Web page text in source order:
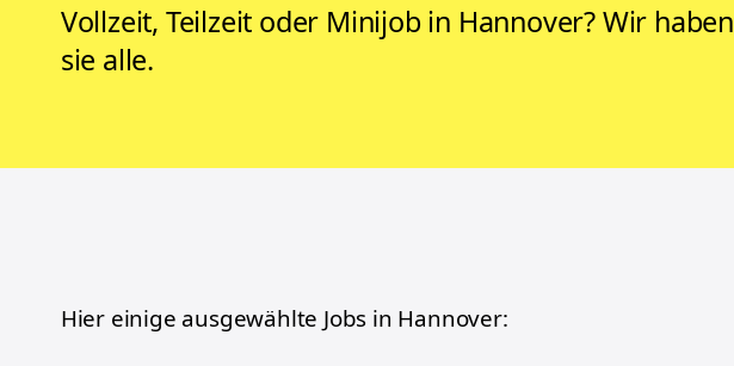
Vollzeit, Teilzeit oder Minijob in Hannover? Wir haben
sie alle.
Hier einige ausgewählte Jobs in Hannover: